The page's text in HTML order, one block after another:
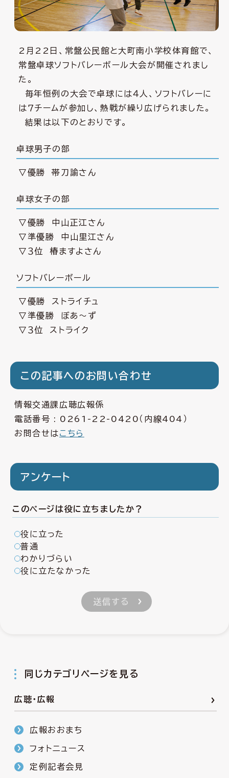
2月22日、常盤公民館と大町南小学校体育館で、
常盤卓球ソフトバレーボール大会が開催されまし
た。
毎年恒例の大会で卓球には４人、ソフトバレーに
は７チームが参加し、熱戦が繰り広げられました。
結果は以下のとおりです。
卓球男子の部
▽優勝 帯刀諭さん
卓球女子の部
▽優勝 中山正江さん
▽準優勝 中山里江さん
▽３位 椿ますよさん
ソフトバレーボール
▽優勝 ストライチュ
▽準優勝 ぼあ～ず
▽３位 ストライク
この記事へのお問い合わせ
情報交通課広聴広報係
電話番号 : 0261-22-0420 （内線404）
お問合せはこちら
アンケート
このページは役に立ちましたか？
役に立った
普通
わかりづらい
役に立たなかった
同じカテゴリページを見る
広聴・広報
広報おおまち
フォトニュース
定例記者会見